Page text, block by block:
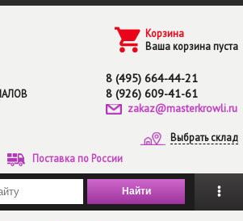
8 (495) 664-44-21
8 (926) 609-41-61
zakaz@masterkrowli.ru
Выбрать склад
Поставка по России
Корзина
Ваша корзина пуста
для поиска